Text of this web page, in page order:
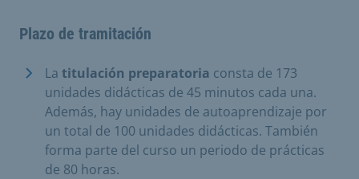
Plazo de tramitación
La titulación preparatoria consta de 173
unidades didácticas de 45 minutos cada una.
Además, hay unidades de autoaprendizaje por
un total de 100 unidades didácticas. También
forma parte del curso un periodo de prácticas
de 80 horas.